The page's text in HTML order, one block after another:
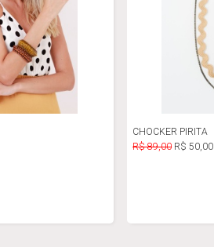
CHOCKER PIRITA
R$ 89,00R$ 50,00